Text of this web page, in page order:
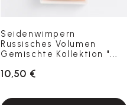
Seidenwimpern
Russisches Volumen
Gemischte Kollektion "...
10,50 €